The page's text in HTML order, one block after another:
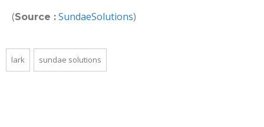
(Source : SundaeSolutions)
lark sundae solutions